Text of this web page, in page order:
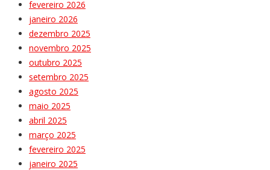
fevereiro 2026
janeiro 2026
dezembro 2025
novembro 2025
outubro 2025
setembro 2025
agosto 2025
maio 2025
abril 2025
março 2025
fevereiro 2025
janeiro 2025